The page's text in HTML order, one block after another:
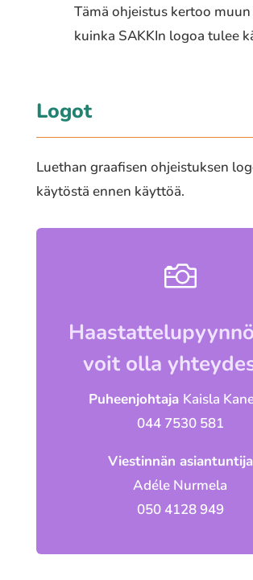
Tämä ohjeistus kertoo muun
kuinka SAKKIn logoa tulee
Logot
Luethan graafisen ohjeistuksen
käytöstä ennen käyttöä.

voit olla
Puheenjohtaja Kaisla
044 7530 581
Viestinnän asiantuntija
Adéle Nurmela
050 4128 949